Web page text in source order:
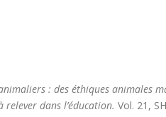
: des éthiques animales
relever dans l’éducation. Vol. 21,